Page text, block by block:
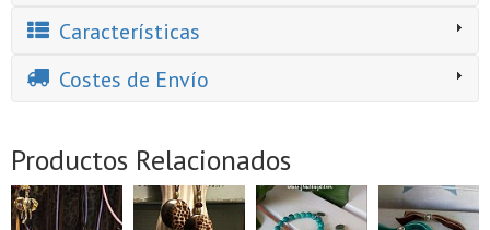
Características
Costes de Envío
Productos Relacionados